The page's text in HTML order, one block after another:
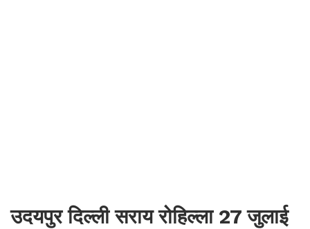
उदयपुर दिल्ली सराय रोहिल्ला 27 जुलाई